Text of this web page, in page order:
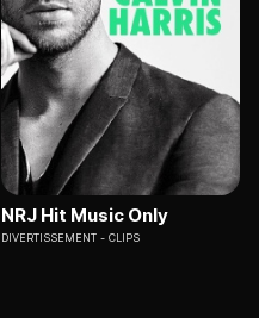
NRJ Hit Music Only
DIVERTISSEMENT CLIPS